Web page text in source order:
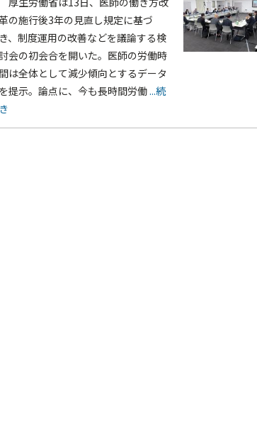
の施行後3年の見直し規定に基づ
き、制度運用の改善などを議論する検
会の初会合を開いた。医師の労働時
間は全体として減少傾向とするデータ
を提示。論点に、今も長時間労働...続
き